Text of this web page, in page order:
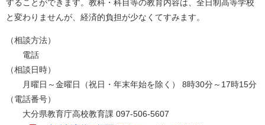
することができます。教科・科目等の教育内容は、全日制高等学校
と変わりませんが、経済的負担が少なくてすみます。
（相談方法）
電話
（相談日時）
月曜日～金曜日（祝日・年末年始を除く） 8時30分～17時15分
（電話番号）
大分県教育庁高校教育課 097-506-5607